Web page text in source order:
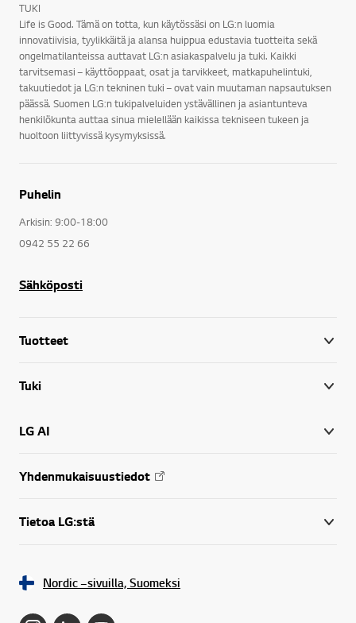
TUKI
Life is Good. Tämä on totta, kun käytössäsi on LG:n luomia
innovatiivisia, tyylikkäitä ja alansa huippua edustavia tuotteita sekä
ongelmatilanteissa auttavat LG:n asiakaspalvelu ja tuki. Kaikki
tarvitsemasi – käyttöoppaat, osat ja tarvikkeet, matkapuhelintuki,
takuutiedot ja LG:n tekninen tuki – ovat vain muutaman napsautuksen
päässä. Suomen LG:n tukipalveluiden ystävällinen ja asiantunteva
henkilökunta auttaa sinua mielellään kaikissa tekniseen tukeen ja
huoltoon liittyvissä kysymyksissä.
Puhelin
Arkisin: 9:00-18:00
0942 55 22 66
Sähköposti
Tuotteet
Tuki
LG AI
Yhdenmukaisuustiedot
Tietoa LG:stä
Nordic –sivuilla, Suomeksi